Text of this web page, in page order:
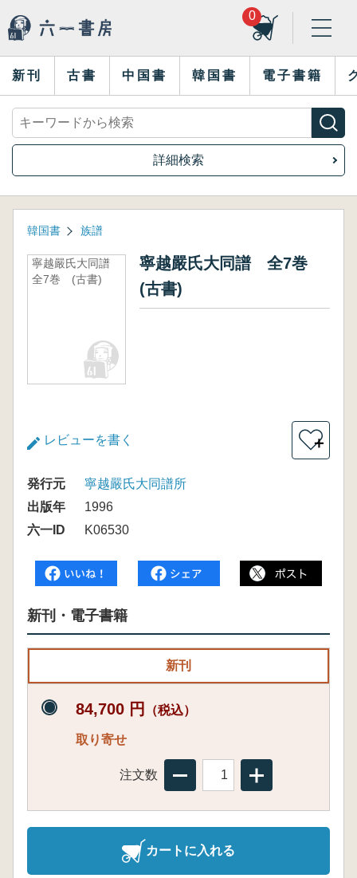
0
新刊 古書 中国書 韓国書 電子書籍
詳細検索
韓国書 族譜
寧越嚴氏大同譜
全7巻 (古書)
寧越嚴氏大同譜 全7巻
(古書)
レビューを書く ＋
発行元
寧越嚴氏大同譜所
出版年
1996
六一ID
K06530
新刊・電子書籍
新刊
84,700 円 （税込）
取り寄せ
注文数
カートに入れる